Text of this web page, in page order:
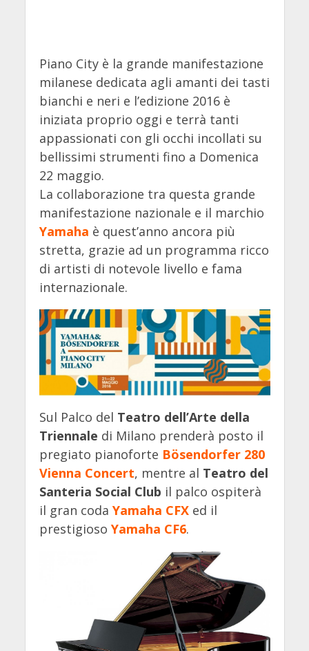
Piano City è la grande manifestazione
milanese dedicata agli amanti dei tasti
bianchi e neri e l’edizione 2016 è
iniziata proprio oggi e terrà tanti
appassionati con gli occhi incollati su
bellissimi strumenti fino a Domenica
22 maggio.
La collaborazione tra questa grande
manifestazione nazionale e il marchio
Yamaha è quest’anno ancora più
stretta, grazie ad un programma ricco
di artisti di notevole livello e fama
internazionale.
Sul Palco del Teatro dell’Arte della
Triennale di Milano prenderà posto il
pregiato pianoforte Bösendorfer 280
Vienna Concert, mentre al Teatro del
Santeria Social Club il palco ospiterà
il gran coda Yamaha CFXed il
prestigioso Yamaha CF6.